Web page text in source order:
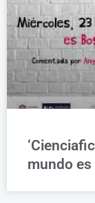
mundo